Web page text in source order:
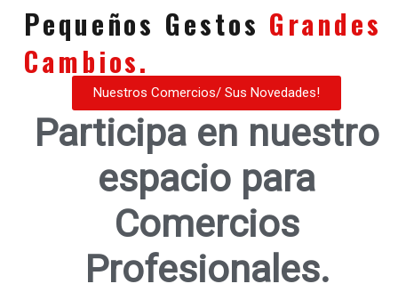
Pequeños Gestos Grandes
Cambios.
Nuestros Comercios/ Sus Novedades!
Participa en nuestro
espacio para
Comercios
Profesionales.